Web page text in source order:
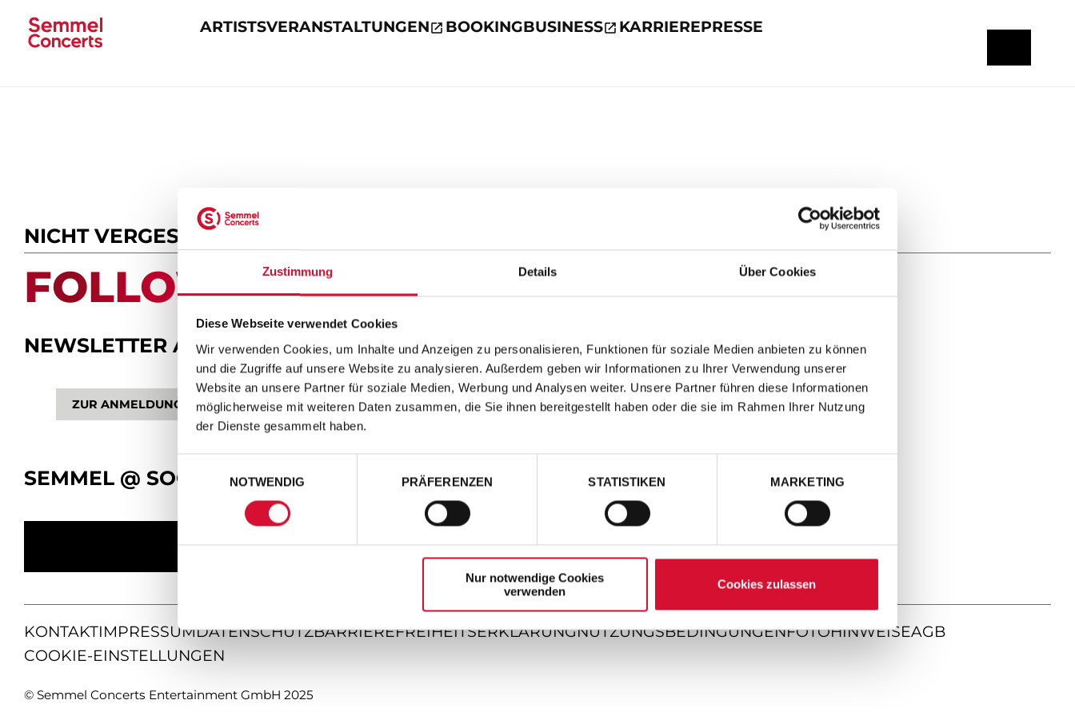
Zustimmung Details Über Cookies
Diese Webseite verwendet Cookies
Wir verwenden Cookies, um Inhalte und Anzeigen zu personalisieren, Funktionen für soziale Medien anbieten zu können
und die Zugriffe auf unsere Website zu analysieren. Außerdem geben wir Informationen zu Ihrer Verwendung unserer
Website an unsere Partner für soziale Medien, Werbung und Analysen weiter. Unsere Partner führen diese Informationen
möglicherweise mit weiteren Daten zusammen, die Sie ihnen bereitgestellt haben oder die sie im Rahmen Ihrer Nutzung
der Dienste gesammelt haben.
NOTWENDIG
PRÄFERENZEN STATISTIKEN MARKETING
Nur notwendige Cookies
verwenden
Cookies zulassen
ARTISTSVERANSTALTUNGEN BOOKINGBUSINESS KARRIEREPRESSE
NICHT VERGESSEN
FOLLOW US.
NEWSLETTER ABONNIEREN
ZUR ANMELDUNG
SEMMEL @ SOCIAL MEDIA
KONTAKTIMPRESSUMDATENSCHUTZBARRIEREFREIHEITSERKLÄRUNGNUTZUNGSBEDINGUNGENFOTOHINWEISEAGB
COOKIE-EINSTELLUNGEN
© Semmel Concerts Entertainment GmbH 2025